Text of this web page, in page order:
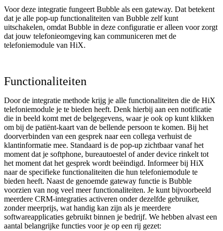
Voor deze integratie fungeert Bubble als een gateway. Dat betekent
dat je alle pop-up functionaliteiten van Bubble zelf kunt
uitschakelen, omdat Bubble in deze configuratie er alleen voor zorgt
dat jouw telefonieomgeving kan communiceren met de
telefoniemodule van HiX.
Functionaliteiten
Door de integratie methode krijg je alle functionaliteiten die de HiX
telefoniemodule je te bieden heeft. Denk hierbij aan een notificatie
die in beeld komt met de belgegevens, waar je ook op kunt klikken
om bij de patiënt-kaart van de bellende persoon te komen. Bij het
doorverbinden van een gesprek naar een collega verhuist de
klantinformatie mee. Standaard is de pop-up zichtbaar vanaf het
moment dat je softphone, bureautoestel of ander device rinkelt tot
het moment dat het gesprek wordt beëindigd. Informeer bij HiX
naar de specifieke functionaliteiten die hun telefoniemodule te
bieden heeft. Naast de genoemde gateway functie is Bubble
voorzien van nog veel meer functionaliteiten. Je kunt bijvoorbeeld
meerdere CRM-integraties activeren onder dezelfde gebruiker,
zonder meerprijs, wat handig kan zijn als je meerdere
softwareapplicaties gebruikt binnen je bedrijf. We hebben alvast een
aantal belangrijke functies voor je op een rij gezet: